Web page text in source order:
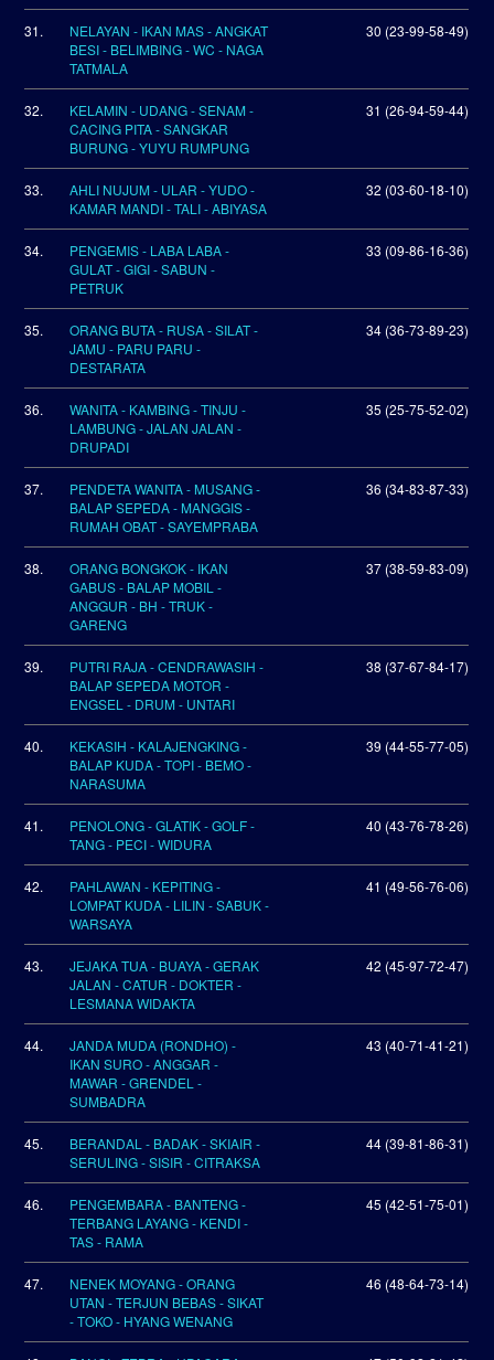
31.
NELAYAN - IKAN MAS - ANGKAT
BESI - BELIMBING - WC - NAGA
TATMALA
30 (23-99-58-49)
32.
KELAMIN - UDANG - SENAM -
CACING PITA - SANGKAR
BURUNG - YUYU RUMPUNG
31 (26-94-59-44)
33.
AHLI NUJUM - ULAR - YUDO -
KAMAR MANDI - TALI - ABIYASA
32 (03-60-18-10)
34.
PENGEMIS - LABA LABA -
GULAT - GIGI - SABUN -
PETRUK
33 (09-86-16-36)
35.
ORANG BUTA - RUSA - SILAT -
JAMU - PARU PARU -
DESTARATA
34 (36-73-89-23)
36.
WANITA - KAMBING - TINJU -
LAMBUNG - JALAN JALAN -
DRUPADI
35 (25-75-52-02)
37.
PENDETA WANITA - MUSANG -
BALAP SEPEDA - MANGGIS -
RUMAH OBAT - SAYEMPRABA
36 (34-83-87-33)
38.
ORANG BONGKOK - IKAN
GABUS - BALAP MOBIL -
ANGGUR - BH - TRUK -
GARENG
37 (38-59-83-09)
39.
PUTRI RAJA - CENDRAWASIH -
BALAP SEPEDA MOTOR -
ENGSEL - DRUM - UNTARI
38 (37-67-84-17)
40.
KEKASIH - KALAJENGKING -
BALAP KUDA - TOPI - BEMO -
NARASUMA
39 (44-55-77-05)
41.
PENOLONG - GLATIK - GOLF -
TANG - PECI - WIDURA
40 (43-76-78-26)
42.
PAHLAWAN - KEPITING -
LOMPAT KUDA - LILIN - SABUK -
WARSAYA
41 (49-56-76-06)
43.
JEJAKA TUA - BUAYA - GERAK
JALAN - CATUR - DOKTER -
LESMANA WIDAKTA
42 (45-97-72-47)
44.
JANDA MUDA (RONDHO) -
IKAN SURO - ANGGAR -
MAWAR - GRENDEL -
SUMBADRA
43 (40-71-41-21)
45.
BERANDAL - BADAK - SKIAIR -
SERULING - SISIR - CITRAKSA
44 (39-81-86-31)
46.
PENGEMBARA - BANTENG -
TERBANG LAYANG - KENDI -
TAS - RAMA
45 (42-51-75-01)
47.
NENEK MOYANG - ORANG
UTAN - TERJUN BEBAS - SIKAT
- TOKO - HYANG WENANG
46 (48-64-73-14)